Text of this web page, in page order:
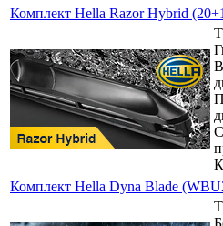
Комплект Hella Razor Hybrid
Комплект Hella Dyna Blade